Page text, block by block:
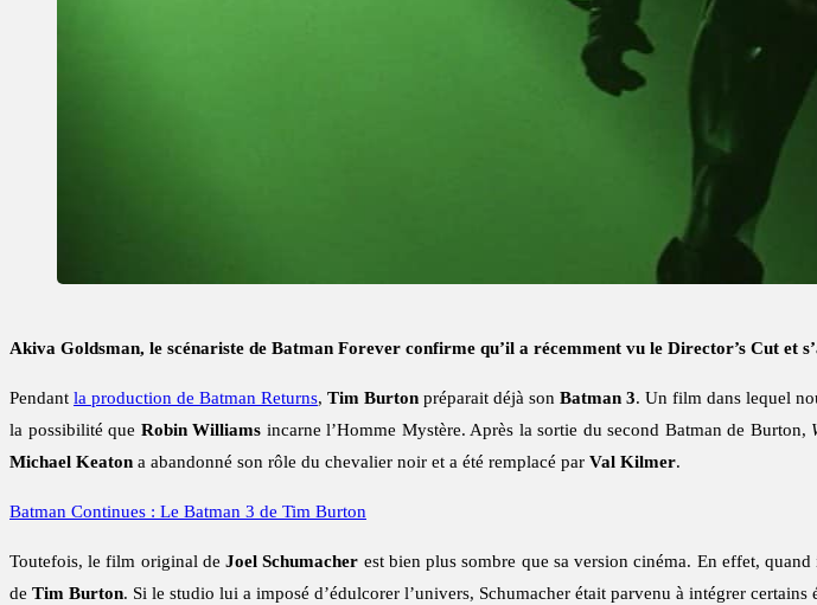
Akiva Goldsman, le scénariste de Batman Forever confirme qu’il a récemment vu le Director’s Cut et
Pendant la production de Batman Returns, Tim Burton préparait déjà son Batman 3. Un film dans lequel
la possibilité que Robin Williams incarne l’Homme Mystère. Après la sortie du second Batman de Burton,
Michael Keaton a abandonné son rôle du chevalier noir et a été remplacé par Val Kilmer.
Batman Continues : Le Batman 3 de Tim Burton
Toutefois, le film original deJoel Schumacher est bien plus sombre que sa version cinéma. En effet,
de Tim Burton. Si le studio lui a imposé d’édulcorer l’univers, Schumacher était parvenu à intégrer certains